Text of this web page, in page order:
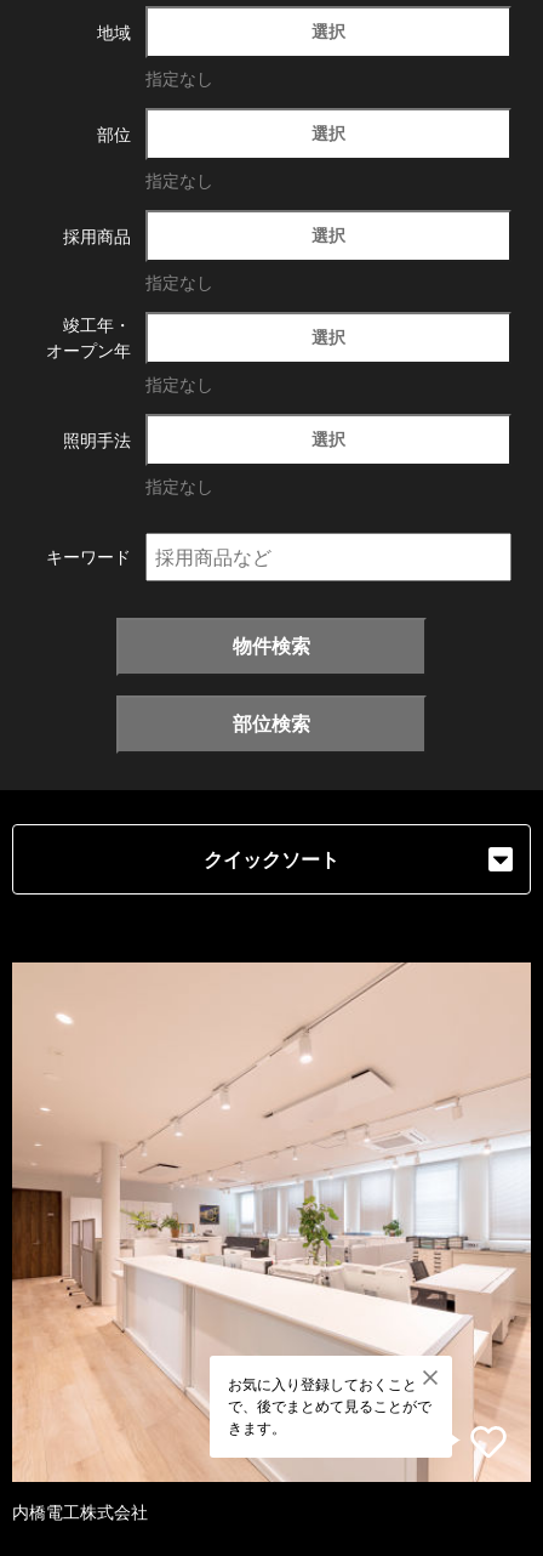
地域 選択
指定なし
部位 選択
指定なし
採用商品 選択
指定なし
竣工年・
オープン年
選択
指定なし
照明手法 選択
指定なし
キーワード
物件検索
部位検索
クイックソート
お気に入り登録しておくこと
で、後でまとめて見ることがで
きます。
内橋電工株式会社